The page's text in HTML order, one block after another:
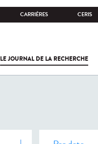
CARRIÈRES CERIS
LE JOURNAL DE LA RECHERCHE